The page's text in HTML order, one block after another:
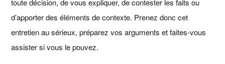
toute décision, de vous expliquer, de contester les faits ou
d’apporter des éléments de contexte. Prenez donc cet
entretien au sérieux, préparez vos arguments et faites-vous
assister si vous le pouvez.